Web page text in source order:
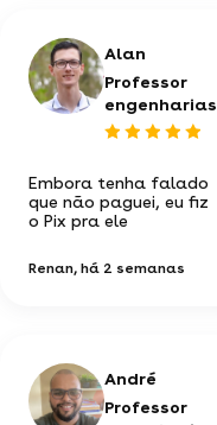
Alan
Professor
engenharias
Embora tenha falado
que não paguei, eu fiz
o Pix pra ele
Renan, há 2 semanas
André
Professor